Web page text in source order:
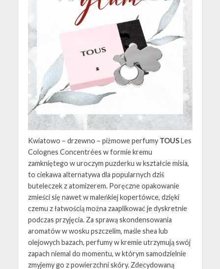
Kwiatowo – drzewno – piżmowe perfumy TOUSLes
Colognes Concentrées w formie kremu
zamkniętego w uroczym puzderku w kształcie misia,
to ciekawa alternatywa dla popularnych dziś
buteleczek z atomizerem. Poręczne opakowanie
zmieści się nawet w maleńkiej kopertówce, dzięki
czemu z łatwością można zaaplikować je dyskretnie
podczas przyjęcia. Za sprawą skondensowania
aromatów w wosku pszczelim, maśle shea lub
olejowych bazach, perfumy w kremie utrzymują swój
zapach niemal do momentu, w którym samodzielnie
zmyjemy go z powierzchni skóry. Zdecydowaną